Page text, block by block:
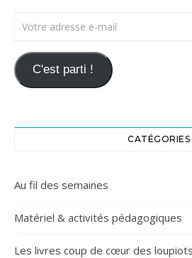
Votre adresse e-mail
C'est parti !
CATÉGORIES
Au fil des semaines
Matériel & activités pédagogiques
Les livres coup de cœur des loupiots